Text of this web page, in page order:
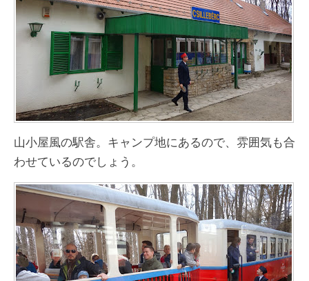
山小屋風の駅舎。キャンプ地にあるので、雰囲気も合
わせているのでしょう。